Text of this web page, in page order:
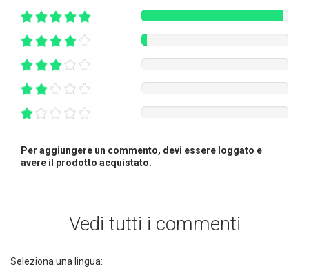
Per aggiungere un commento, devi essere loggato e
avere il prodotto acquistato.
Vedi tutti i commenti
Seleziona una lingua: